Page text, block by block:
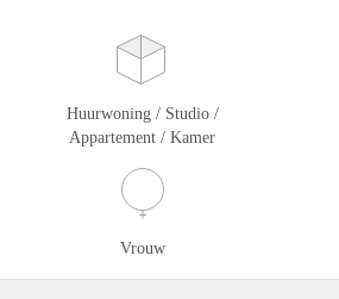
Huurwoning / Studio /
Appartement / Kamer
Vrouw